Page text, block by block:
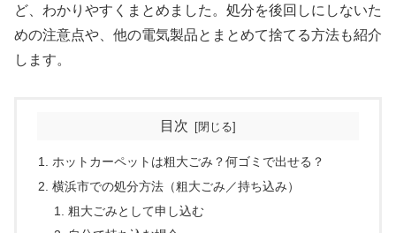
ど、わかりやすくまとめました。処分を後回しにしないた
めの注意点や、他の電気製品とまとめて捨てる方法も紹介
します。
目次
ホットカーペットは粗大ごみ？何ゴミで出せる？
横浜市での処分方法（粗大ごみ／持ち込み）
粗大ごみとして申し込む